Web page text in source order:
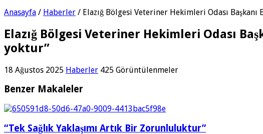
Anasayfa / Haberler / Elazığ Bölgesi Veteriner Hekimleri Odası
Elazığ Bölgesi Veteriner Hekimleri Odası
yoktur”
18 Ağustos 2025 Haberler 425 Görüntülenmeler
Benzer Makaleler
“Tek Sağlık Yaklaşımı Artık Bir Zorunluluktur”